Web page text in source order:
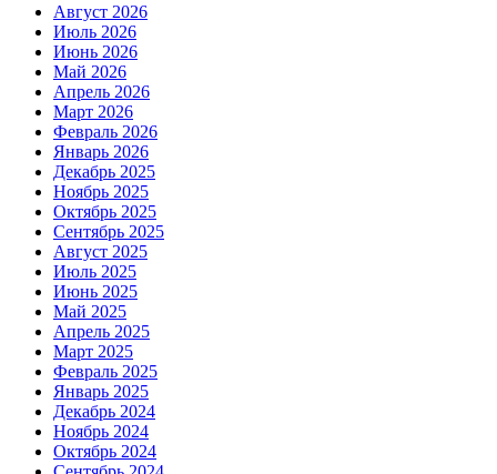
Август 2026
Июль 2026
Июнь 2026
Май 2026
Апрель 2026
Март 2026
Февраль 2026
Январь 2026
Декабрь 2025
Ноябрь 2025
Октябрь 2025
Сентябрь 2025
Август 2025
Июль 2025
Июнь 2025
Май 2025
Апрель 2025
Март 2025
Февраль 2025
Январь 2025
Декабрь 2024
Ноябрь 2024
Октябрь 2024